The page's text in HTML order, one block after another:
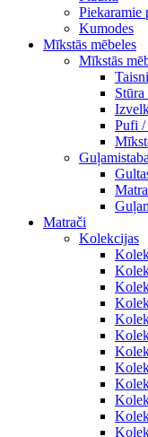
Piekaramie
Kumodes
Mīkstās mēbeles
Mīkstās
Pufi /
Matrači
Kolekcijas